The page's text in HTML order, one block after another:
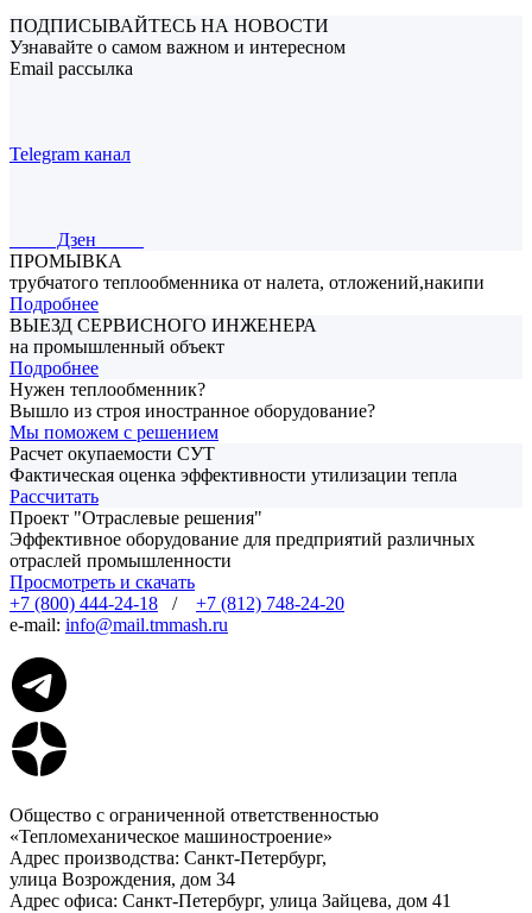
ПОДПИСЫВАЙТЕСЬ НА НОВОСТИ
Узнавайте о самом важном и интересном
Email рассылка
Telegram канал
Дзен
ПРОМЫВКА
трубчатого теплообменника от налета, отложений,накипи
Подробнее
ВЫЕЗД СЕРВИСНОГО ИНЖЕНЕРА
на промышленный объект
Подробнее
Нужен теплообменник?
Вышло из строя иностранное оборудование?
Мы поможем с решением
Расчет окупаемости СУТ
Фактическая оценка эффективности утилизации тепла
Рассчитать
Проект "Отраслевые решения"
Эффективное оборудование для предприятий различных
отраслей промышленности
Просмотреть и скачать
+7 (800) 444-24-18 / +7 (812) 748-24-20
e-mail: info@mail.tmmash.ru
Общество с ограниченной ответственностью
«Тепломеханическое машиностроение»
Адрес производства: Санкт-Петербург,
улица Возрождения, дом 34
Адрес офиса: Санкт-Петербург, улица Зайцева, дом 41